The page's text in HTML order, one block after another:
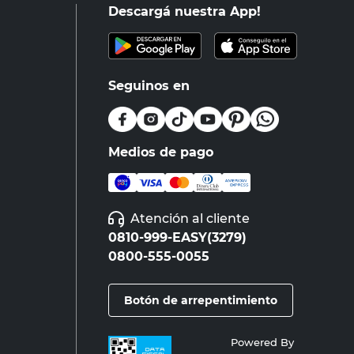
Descargá nuestra App!
Seguinos en
Medios de pago
Atención al cliente
0810-999-EASY(3279)
0800-555-0055
Botón de arrepentimiento
Powered By